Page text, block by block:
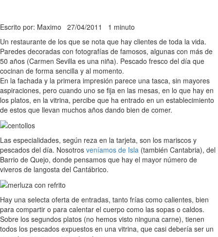
Escrito por: Maximo 27/04/2011 1 minuto
Un restaurante de los que se nota que hay clientes de toda la vida.
Paredes decoradas con fotografías de famosos, algunas con más de
50 años (Carmen Sevilla es una niña). Pescado fresco del día que
cocinan de forma sencilla y al momento.
En la fachada y la primera impresión parece una tasca, sin mayores
aspiraciones, pero cuando uno se fija en las mesas, en lo que hay en
los platos, en la vitrina, percibe que ha entrado en un establecimiento
de estos que llevan muchos años dando bien de comer.
Las especialidades, según reza en la tarjeta, son los mariscos y
pescados del día. Nosotros veníamos de Isla (también Cantabria), del
Barrio de Quejo, donde pensamos que hay el mayor número de
viveros de langosta del Cantábrico.
Hay una selecta oferta de entradas, tanto frías como calientes, bien
para compartir o para calentar el cuerpo como las sopas o caldos.
Sobre los segundos platos (no hemos visto ninguna carne), tienen
todos los pescados expuestos en una vitrina, que casi debería ser un